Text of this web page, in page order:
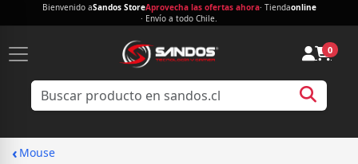
Bienvenido aSandos StoreAprovecha las ofertas ahora· Tiendaonline
· Envío a todo Chile.
0
‹ Mouse